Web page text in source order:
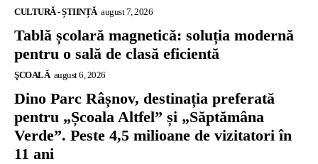
CULTURĂ - ȘTIINȚĂ august 7, 2026
Tablă școlară magnetică: soluția modernă
pentru o sală de clasă eficientă
ŞCOALĂ august 6, 2026
Dino Parc Râșnov, destinația preferată
pentru „Școala Altfel” și „Săptămâna
Verde”. Peste 4,5 milioane de vizitatori în
11 ani